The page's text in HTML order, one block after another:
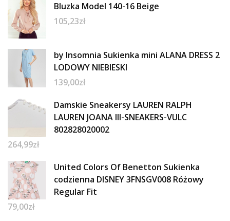
Bluzka Model 140-16 Beige
105,23zł
by Insomnia Sukienka mini ALANA DRESS 2
LODOWY NIEBIESKI
139,00zł
Damskie Sneakersy LAUREN RALPH
LAUREN JOANA III-SNEAKERS-VULC
802828020002
264,99zł
United Colors Of Benetton Sukienka
codzienna DISNEY 3FNSGV008 Różowy
Regular Fit
79,00zł